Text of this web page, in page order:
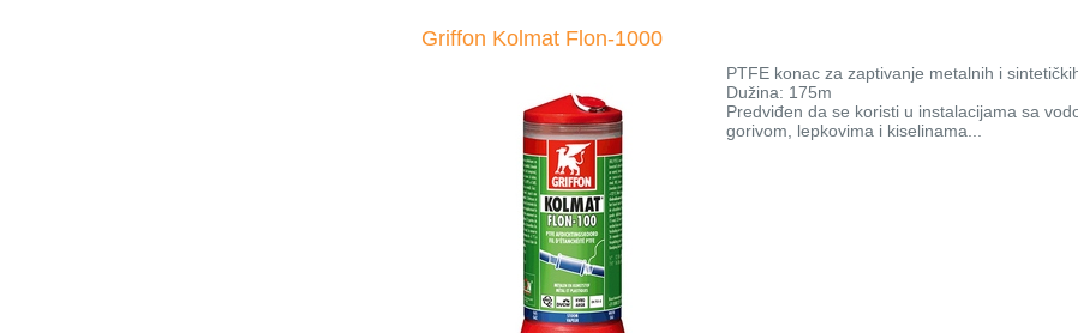
Griffon Kolmat Flon-1000
PTFE konac za zaptivanje metalnih i
Dužina: 175m
Predviđen da se koristi u instalacijama sa
gorivom, lepkovima i kiselinama...